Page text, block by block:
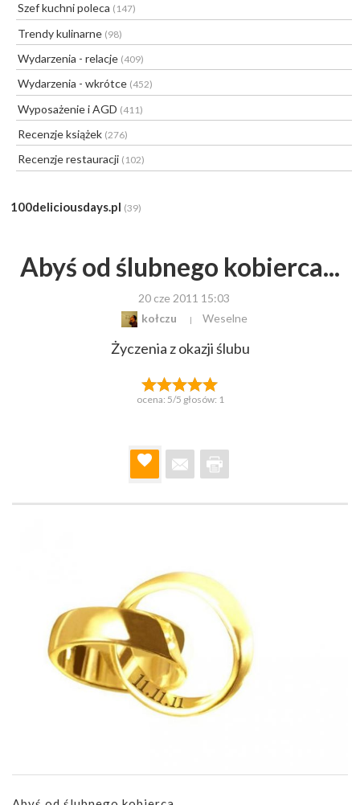
Szef kuchni poleca (147)
Trendy kulinarne (98)
Wydarzenia - relacje (409)
Wydarzenia - wkrótce (452)
Wyposażenie i AGD (411)
Recenzje książek (276)
Recenzje restauracji (102)
100deliciousdays.pl (39)
Abyś od ślubnego kobierca...
20 cze 2011 15:03
kołczu
Weselne
Życzenia z okazji ślubu
ocena: 5/5 głosów: 1